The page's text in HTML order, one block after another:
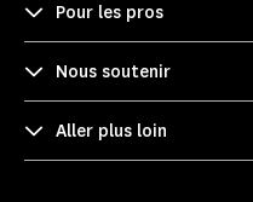
Pour les pros
Nous soutenir
Aller plus loin